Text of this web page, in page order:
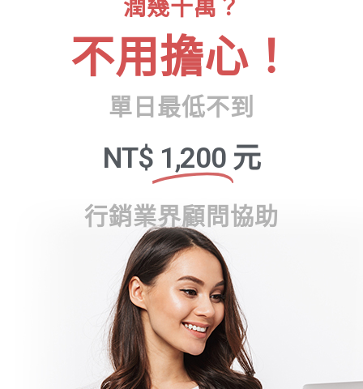
潤幾十萬？
不用擔心！
單日最低不到
NT$ 1,200 元
行銷業界顧問協助